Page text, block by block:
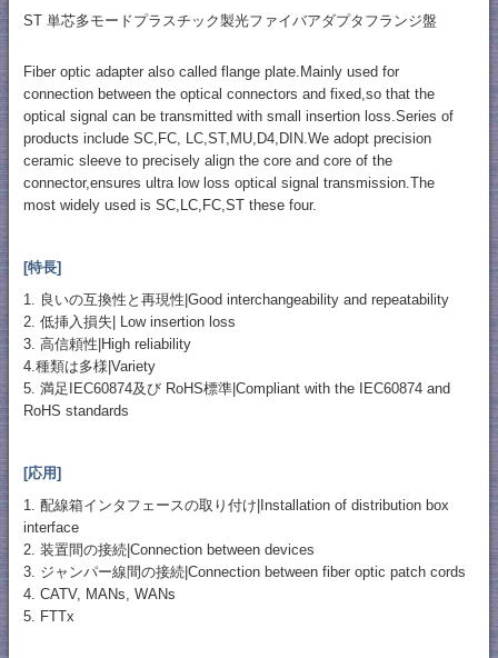
ST 単芯多モードプラスチック製光ファイバアダプタフランジ盤
Fiber optic adapter also called flange plate.Mainly used for
connection between the optical connectors and fixed,so that the
optical signal can be transmitted with small insertion loss.Series of
products include SC,FC, LC,ST,MU,D4,DIN.We adopt precision
ceramic sleeve to precisely align the core and core of the
connector,ensures ultra low loss optical signal transmission.The
most widely used is SC,LC,FC,ST these four.
[特長]
1. 良いの互換性と再現性|Good interchangeability and repeatability
2. 低挿入損失| Low insertion loss
3. 高信頼性|High reliability
4.種類は多様|Variety
5. 満足IEC60874及び RoHS標準|Compliant with the IEC60874 and
RoHS standards
[応用]
1. 配線箱インタフェースの取り付け|Installation of distribution box
interface
2. 装置間の接続|Connection between devices
3. ジャンパー線間の接続|Connection between fiber optic patch cords
4. CATV, MANs, WANs
5. FTTx